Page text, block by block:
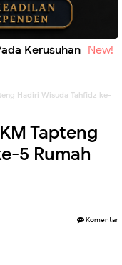
Kerusuhan New!
Hadiri Wisuda Tahfidz ke-
Tapteng
5 Rumah
Komentar